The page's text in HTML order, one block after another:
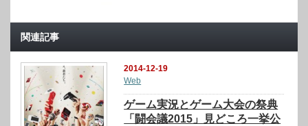
関連記事
2014-12-19
Web
ゲーム実況とゲーム大会の祭典
「闘会議2015」見どころ一挙公